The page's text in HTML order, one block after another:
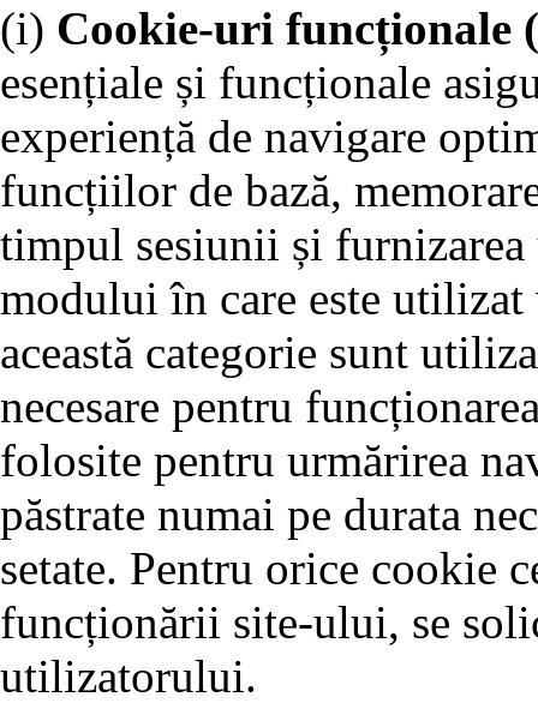
(i) Cookie-uri funcționale
esențiale și funcționale
experiență de navigare
funcțiilor de bază,
timpul sesiunii și furnizarea
modului în care este
această categorie sunt
necesare pentru
folosite pentru urmărirea
păstrate numai pe durata
setate. Pentru orice cookie
funcționării site-ului, se
utilizatorului.